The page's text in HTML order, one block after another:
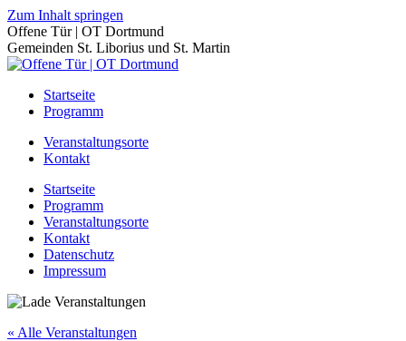
Zum Inhalt springen
Offene Tür | OT Dortmund
Gemeinden St. Liborius und St. Martin
Startseite
Programm
Veranstaltungsorte
Kontakt
Startseite
Programm
Veranstaltungsorte
Kontakt
Datenschutz
Impressum
« Alle Veranstaltungen